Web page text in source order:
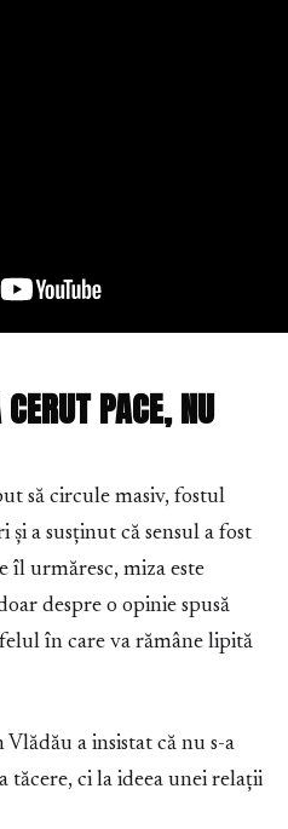
PACE, NU
să circule masiv, fostul
a susținut că sensul a fost
îl urmăresc, miza este
despre o opinie spusă
în care va rămâne lipită
a insistat că nu s-a
tăcere, ci la ideea unei relații